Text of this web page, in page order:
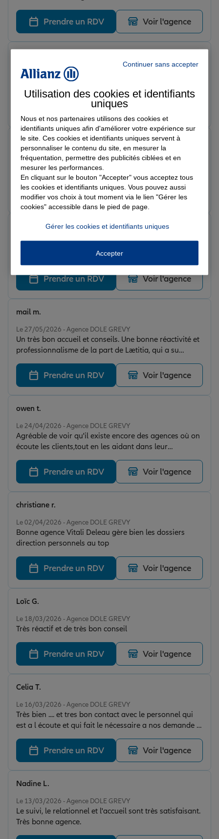
Prendre un RDV Voir l'agence
Le 08/06/2026 - Agence DOLE GREVY
Je recommande très bonne assurance.
Prendre un RDV
Note de 5 sur 5
Le 08/06/2026 - Agence DOLE GREVY
Très professionnel dans les gestion de mes contrats.
Anuar J.
Prendre un RDV Voir l'agence
Le 04/06/2026 - Agence DOLE GREVY
Pertinent efficace et sympathique, qu’espérer de plus ?
Philippe G.
Prendre un RDV Voir l'agence
Le 27/05/2026 - Agence DOLE GREVY
Un très bon accueil et conseils. Une bonne réactivité et
professionnalisme de la part de Lætitia, qui a su
répondre a toute mes demandes et exigences. Je
recommande cette agence. Kamel.B
mail m.
Prendre un RDV Voir l'agence
Le 24/04/2026 - Agence DOLE GREVY
Agréable de voir qu'il existe encore des agences où on
écoute les clients,tout en les aidant dans leur
démarche et besoin , tres réactif nous remercions notre
conseiller Lucas qui a sur nous mettre dans de bonne
disposition et nous a bien orienté, personne très
professionnel et humaine a l'écoute. Nous vous
recommandons cette agence.
owen t.
Prendre un RDV Voir l'agence
Le 02/04/2026 - Agence DOLE GREVY
Bonne agence Vitali Deleau gère bien les dossiers
direction personnels au top
christiane r.
Prendre un RDV Voir l'agence
Le 18/03/2026 - Agence DOLE GREVY
Très réactif et de très bon conseil
Loïc G.
Prendre un RDV Voir l'agence
Le 16/03/2026 - Agence DOLE GREVY
Très bien .... et tres bon contact avec le personnel qui
est a l écoute et qui fait le nécessaire a nos demande je
recommande
Celia T.
Prendre un RDV Voir l'agence
Le 13/03/2026 - Agence DOLE GREVY
Le suivi, le relationnel et l'accueil sont très satisfaisant.
Très bonne agence.
Nadine L.
Continuer sans accepter
Utilisation des cookies et identifiants
uniques
Nous et nos partenaires utilisons des cookies et
identifiants uniques afin d'améliorer votre expérience sur
le site. Ces cookies et identifiants uniques servent à
personnaliser le contenu du site, en mesurer la
fréquentation, permettre des publicités ciblées et en
mesurer les performances.
En cliquant sur le bouton "Accepter" vous acceptez tous
les cookies et identifiants uniques. Vous pouvez aussi
modifier vos choix à tout moment via le lien "Gérer les
cookies" accessible dans le pied de page.
Gérer les cookies et identifiants uniques
Accepter